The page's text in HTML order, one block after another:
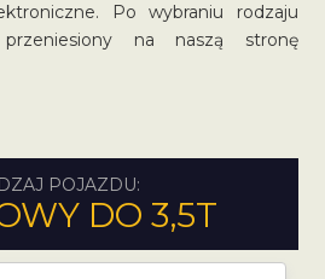
Po wybraniu rodzaju
na naszą stronę
POJAZDU:
DO 3,5T